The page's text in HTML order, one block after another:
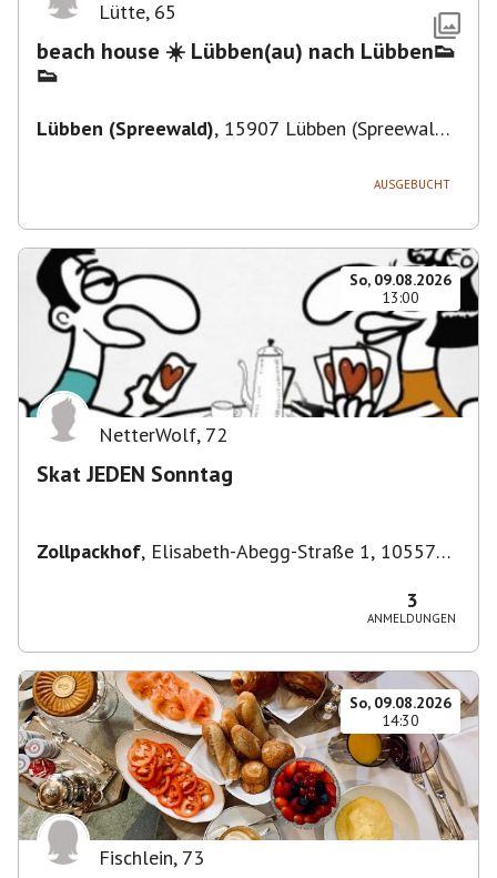
Lütte, 65
beach house ☀️ Lübben(au) nach Lübben👟
👟
Lübben (Spreewald), 15907 Lübben (Spreewald),
AUSGEBUCHT
So, 09.08.2026
13:00
NetterWolf, 72
Skat JEDEN Sonntag
Zollpackhof, Elisabeth-Abegg-Straße 1, 10557
3
ANMELDUNGEN
So, 09.08.2026
14:30
Fischlein, 73